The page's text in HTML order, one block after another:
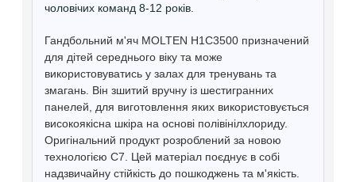
чоловічих команд 8-12 років.
Гандбольний м'яч MOLTEN H1C3500 призначений
для дітей середнього віку та може
використовуватись у залах для тренувань та
змагань. Він зшитий вручну із шестигранних
панелей, для виготовлення яких використовується
високоякісна шкіра на основі полівінілхлориду.
Оригінальний продукт розроблений за новою
технологією С7. Цей матеріал поєднує в собі
надзвичайну стійкість до пошкоджень та м'якість.